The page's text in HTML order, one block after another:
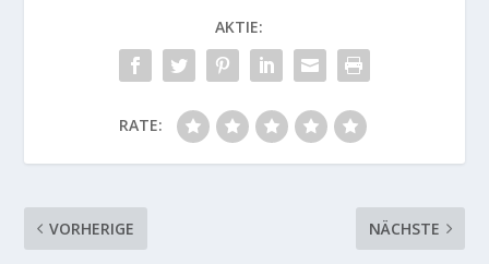
AKTIE:
RATE:
VORHERIGE NÄCHSTE